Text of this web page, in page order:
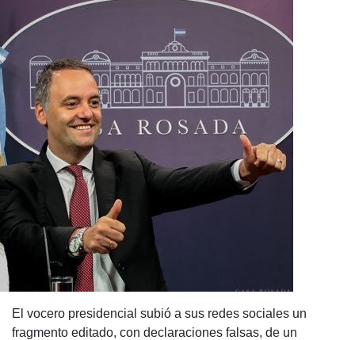
El vocero presidencial subió a sus redes sociales un
fragmento editado, con declaraciones falsas, de un